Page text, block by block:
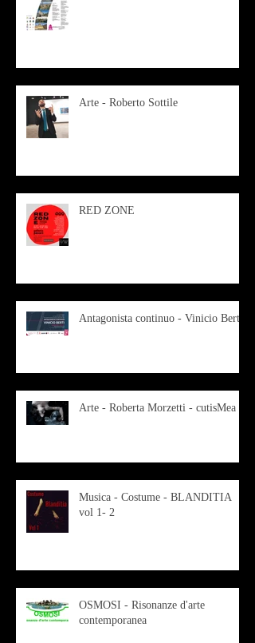
Arte - Roberto Sottile
RED ZONE
Antagonista continuo - Vinicio Berti
Arte - Roberta Morzetti - cutisMea
Musica - Costume - BLANDITIA
vol 1- 2
OSMOSI - Risonanze d'arte
contemporanea